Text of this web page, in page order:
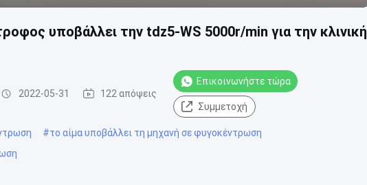
υποβάλλει την tdz5-WS 5000r/min για την κλινική
2022-05-31 122 απόψεις
Επικοινωνήστε τώρα
Συμμετοχή
#το αίμα υποβάλλει τη μηχανή σε φυγοκέντρωση